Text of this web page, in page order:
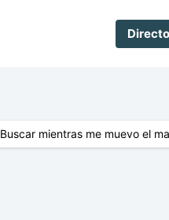
Buscar mientras me muevo el